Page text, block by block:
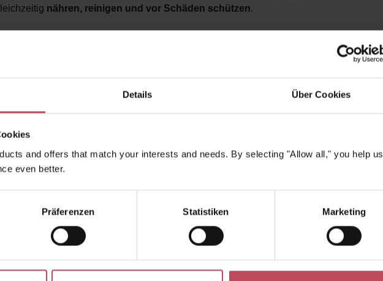
Details Über Cookies
and offers that match your interests and needs. By selecting "Allow all," you help us
even better.
Präferenzen Statistiken Marketing
nähren, reinigen und vor Schäden schützen.
mit SPFund versorgen Sie Ihre Haut mit Feuchtigkeit . Intensives
eine Entzündung der Haut und erhöht die Talgsekretion. Achten Sie
Ihren Stoffwechsel zu verbessern, Entzündungen zu reduzieren und bei der
Haut wiederherzustellen.
Immunität und die Normalisierung des Stoffwechsels verantwortlich sind,